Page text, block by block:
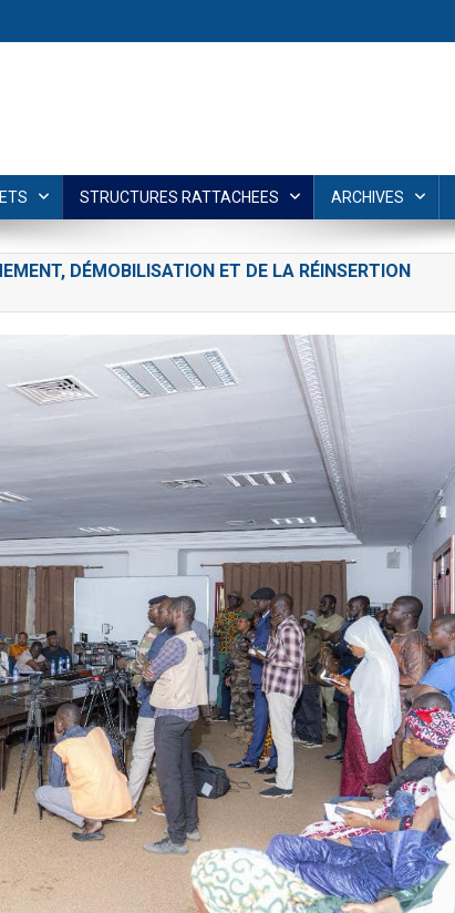
STRUCTURES RATTACHEES ARCHIVES
DÉMOBILISATION ET DE LA RÉINSERTION